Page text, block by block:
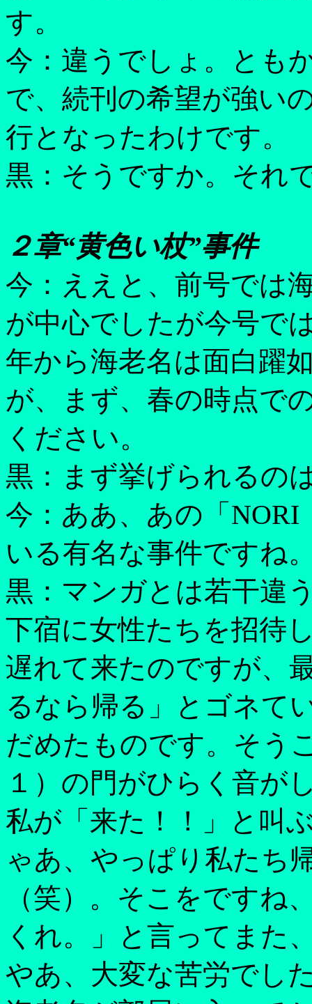
す。
今：違うでしょ。とも
で、続刊の希望が強い
行となったわけです。
黒：そうですか。それ
２章“黄色い杖”事件
今：ええと、前号では
が中心でしたが今号で
年から海老名は面白躍
が、まず、春の時点で
ください。
黒：まず挙げられるの
今：ああ、あの「
いる有名な事件ですね
黒：マンガとは若干違
下宿に女性たちを招待
遅れて来たのですが、
るなら帰る」とゴネて
だめたものです。そう
１）の門がひらく音が
私が「来た！！」と叫
ゃあ、やっぱり私たち
（笑）。そこをですね
くれ。」と言ってまた
やあ、大変な苦労でし